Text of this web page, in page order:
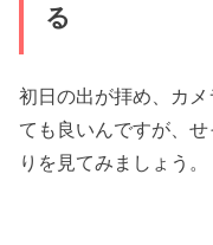
る
初日の出が拝め、カ
ても良いんですが、
りを見てみましょう。